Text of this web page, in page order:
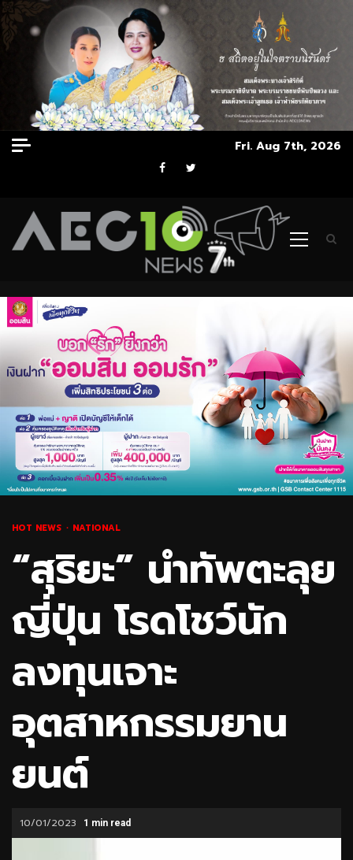
Skip
to
Fri. Aug 7th, 2026
Facebook
Twitter
Primary
HOT NEWS NATIONAL
“สุริยะ” นำทัพตะลุย
ญี่ปุ่น โรดโชว์นัก
ลงทุนเจาะ
อุตสาหกรรมยาน
ยนต์
10/01/2023 1 min read